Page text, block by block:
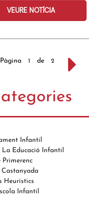
VEURE NOTÍCIA
Pàgina 1 de 2
Infantil
La Educació Infantil
Castanyada
Heurístics
Infantil